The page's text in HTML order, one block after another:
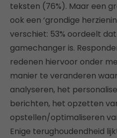
teksten (76%). Maar een
ook een ‘grondige
verschiet: 53% oordeelt
gamechanger is.
redenen hiervoor onder
manier te veranderen
analyseren, het
berichten, het opzetten
opstellen/optimaliseren
Enige terughoudendheid